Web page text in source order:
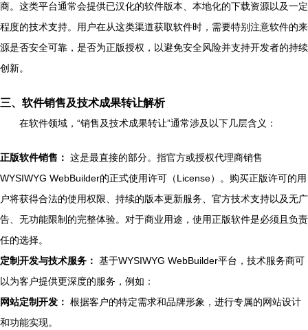
商。这类平台通常会提供已汉化的软件版本、本地化的下载资源以及一定
程度的技术支持。用户在从这类渠道获取软件时，需要特别注意软件的来
源是否安全可靠，是否为正版授权，以避免安全风险并支持开发者的持续
创新。
三、软件销售及技术成果转让解析
在软件领域，“销售及技术成果转让”通常涉及以下几层含义：
正版软件销售： 这是最直接的部分。指官方或授权代理商销售
WYSIWYG WebBuilder的正式使用许可（License）。购买正版许可的用
户将获得合法的使用权限、持续的版本更新服务、官方技术支持以及无广
告、无功能限制的完整体验。对于商业用途，使用正版软件是必须且负责
任的选择。
定制开发与技术服务： 基于WYSIWYG WebBuilder平台，技术服务商可
以为客户提供更深度的服务，例如：
网站定制开发： 根据客户的特定需求和品牌形象，进行专属的网站设计
和功能实现。